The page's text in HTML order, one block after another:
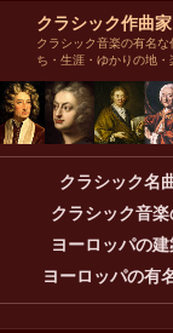
クラシック作曲
クラシック音楽の有名
ち・生涯・ゆかりの地・
クラシック名
クラシック音
ヨーロッパの
ヨーロッパの有